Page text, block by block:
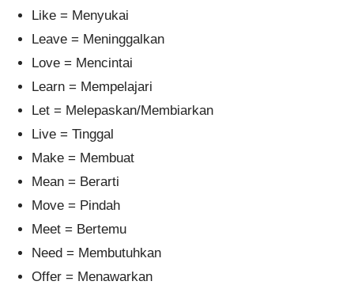
Like = Menyukai
Leave = Meninggalkan
Love = Mencintai
Learn = Mempelajari
Let = Melepaskan/Membiarkan
Live = Tinggal
Make = Membuat
Mean = Berarti
Move = Pindah
Meet = Bertemu
Need = Membutuhkan
Offer = Menawarkan